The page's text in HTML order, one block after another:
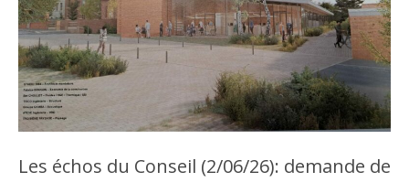
Les échos du Conseil (2/06/26): demande de